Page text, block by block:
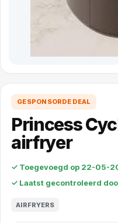
GESPONSORDE DEAL
Princess
airfryer
✓ Toegevoegd op 22-05-
✓ Laatst gecontroleerd
AIRFRYERS